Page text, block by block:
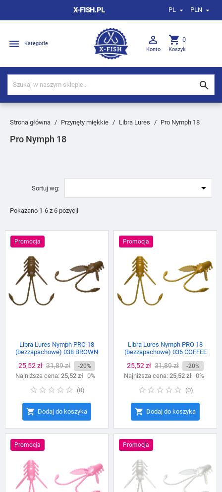
X-FISH.PL PL  PLN 
 Kategorie 
Konto
shopping_cart 0
Koszyk

Strona główna Przynęty miękkie Libra Lures Pro Nymph 18
Pro Nymph 18
Sortuj wg: 
Pokazano 1-6 z 6 pozycji
Promocja
Libra Lures Nymph PRO 18
(bezzapachowe) 038 BROWN
Cena
25,52 zł Cena
podstawowa
31,89 zł -20%
Najniższa cena: 25,52 zł 0%
(0)
 Dodaj do koszyka
Promocja
Libra Lures Nymph PRO 18
(bezzapachowe) 036 COFFEE
Cena
25,52 zł Cena
podstawowa
31,89 zł -20%
Najniższa cena: 25,52 zł 0%
(0)
 Dodaj do koszyka
Promocja Promocja